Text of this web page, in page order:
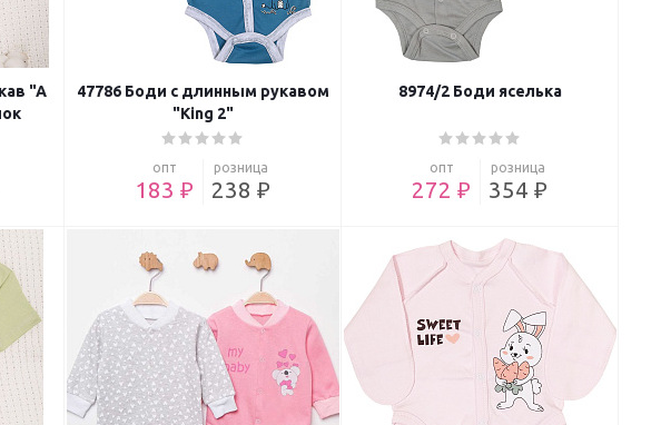
"A
47786 Боди с длинным рукавом
"King 2"
опт
183 ₽
розница
238 ₽
8974/2 Боди яселька
опт
272 ₽
розница
354 ₽